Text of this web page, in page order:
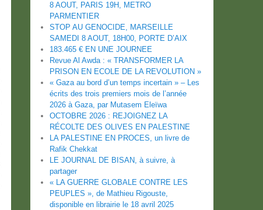
8 AOUT, PARIS 19H, METRO
PARMENTIER
STOP AU GENOCIDE, MARSEILLE
SAMEDI 8 AOUT, 18H00, PORTE D’AIX
183.465 € EN UNE JOURNEE
Revue Al Awda : « TRANSFORMER LA
PRISON EN ECOLE DE LA REVOLUTION »
« Gaza au bord d’un temps incertain » – Les
écrits des trois premiers mois de l’année
2026 à Gaza, par Mutasem Eleïwa
OCTOBRE 2026 : REJOIGNEZ LA
RÉCOLTE DES OLIVES EN PALESTINE
LA PALESTINE EN PROCES, un livre de
Rafik Chekkat
LE JOURNAL DE BISAN, à suivre, à
partager
« LA GUERRE GLOBALE CONTRE LES
PEUPLES », de Mathieu Rigouste,
disponible en librairie le 18 avril 2025